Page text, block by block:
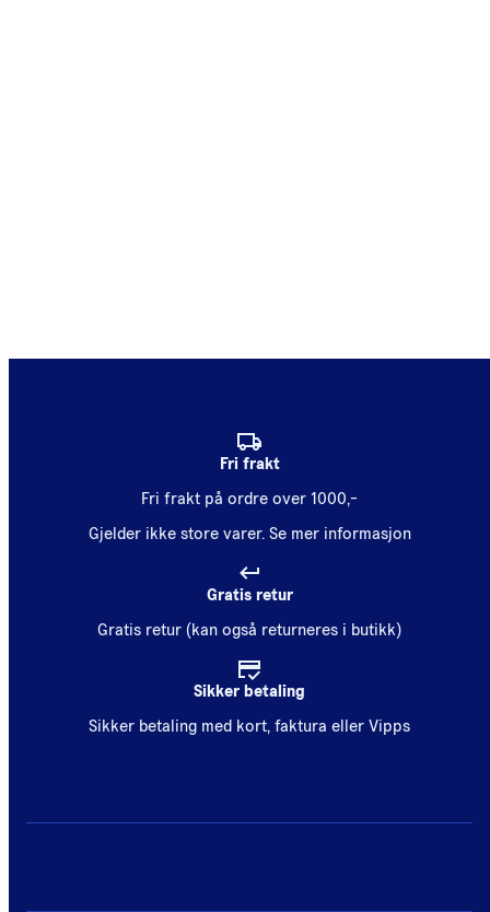
Fri frakt
Fri frakt på ordre over 1000,-
Gjelder ikke store varer. Se mer informasjon
Gratis retur
Gratis retur (kan også returneres i butikk)
Sikker betaling
Sikker betaling med kort, faktura eller Vipps